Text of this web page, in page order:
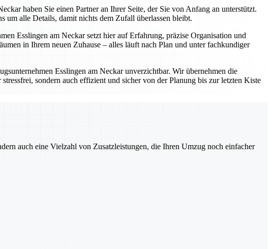
haben Sie einen Partner an Ihrer Seite, der Sie von Anfang an unterstützt.
um alle Details, damit nichts dem Zufall überlassen bleibt.
Esslingen am Neckar setzt hier auf Erfahrung, präzise Organisation und
in Ihrem neuen Zuhause – alles läuft nach Plan und unter fachkundiger
Esslingen am Neckar unverzichtbar. Wir übernehmen die
sondern auch effizient und sicher von der Planung bis zur letzten Kiste
auch eine Vielzahl von Zusatzleistungen, die Ihren Umzug noch einfacher